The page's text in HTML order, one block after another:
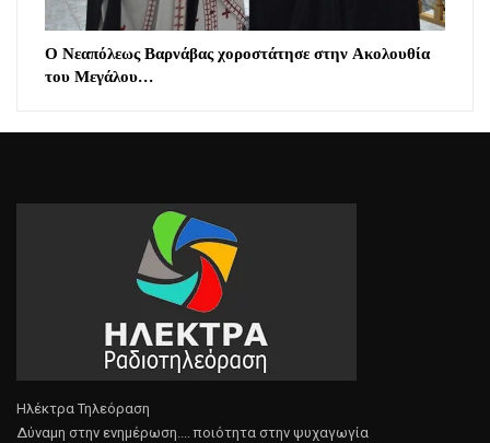
Ο Νεαπόλεως Βαρνάβας χοροστάτησε στην Ακολουθία
του Μεγάλου…
Ηλέκτρα Τηλεόραση
Δύναμη στην ενημέρωση.... ποιότητα στην ψυχαγωγία